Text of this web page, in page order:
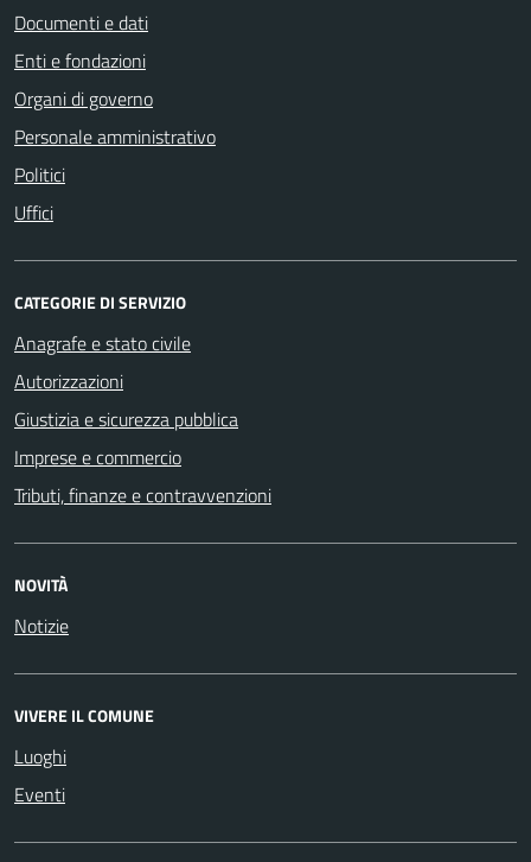
Documenti e dati
Enti e fondazioni
Organi di governo
Personale amministrativo
Politici
Uffici
CATEGORIE DI SERVIZIO
Anagrafe e stato civile
Autorizzazioni
Giustizia e sicurezza pubblica
Imprese e commercio
Tributi, finanze e contravvenzioni
NOVITÀ
Notizie
VIVERE IL COMUNE
Luoghi
Eventi